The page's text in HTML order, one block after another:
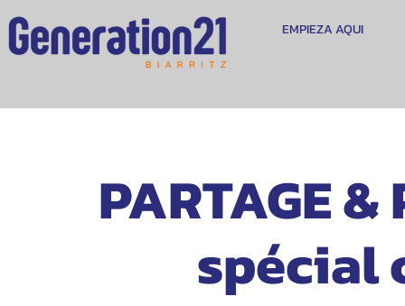
EMPIEZA AQUI
PARTAGE
spécial